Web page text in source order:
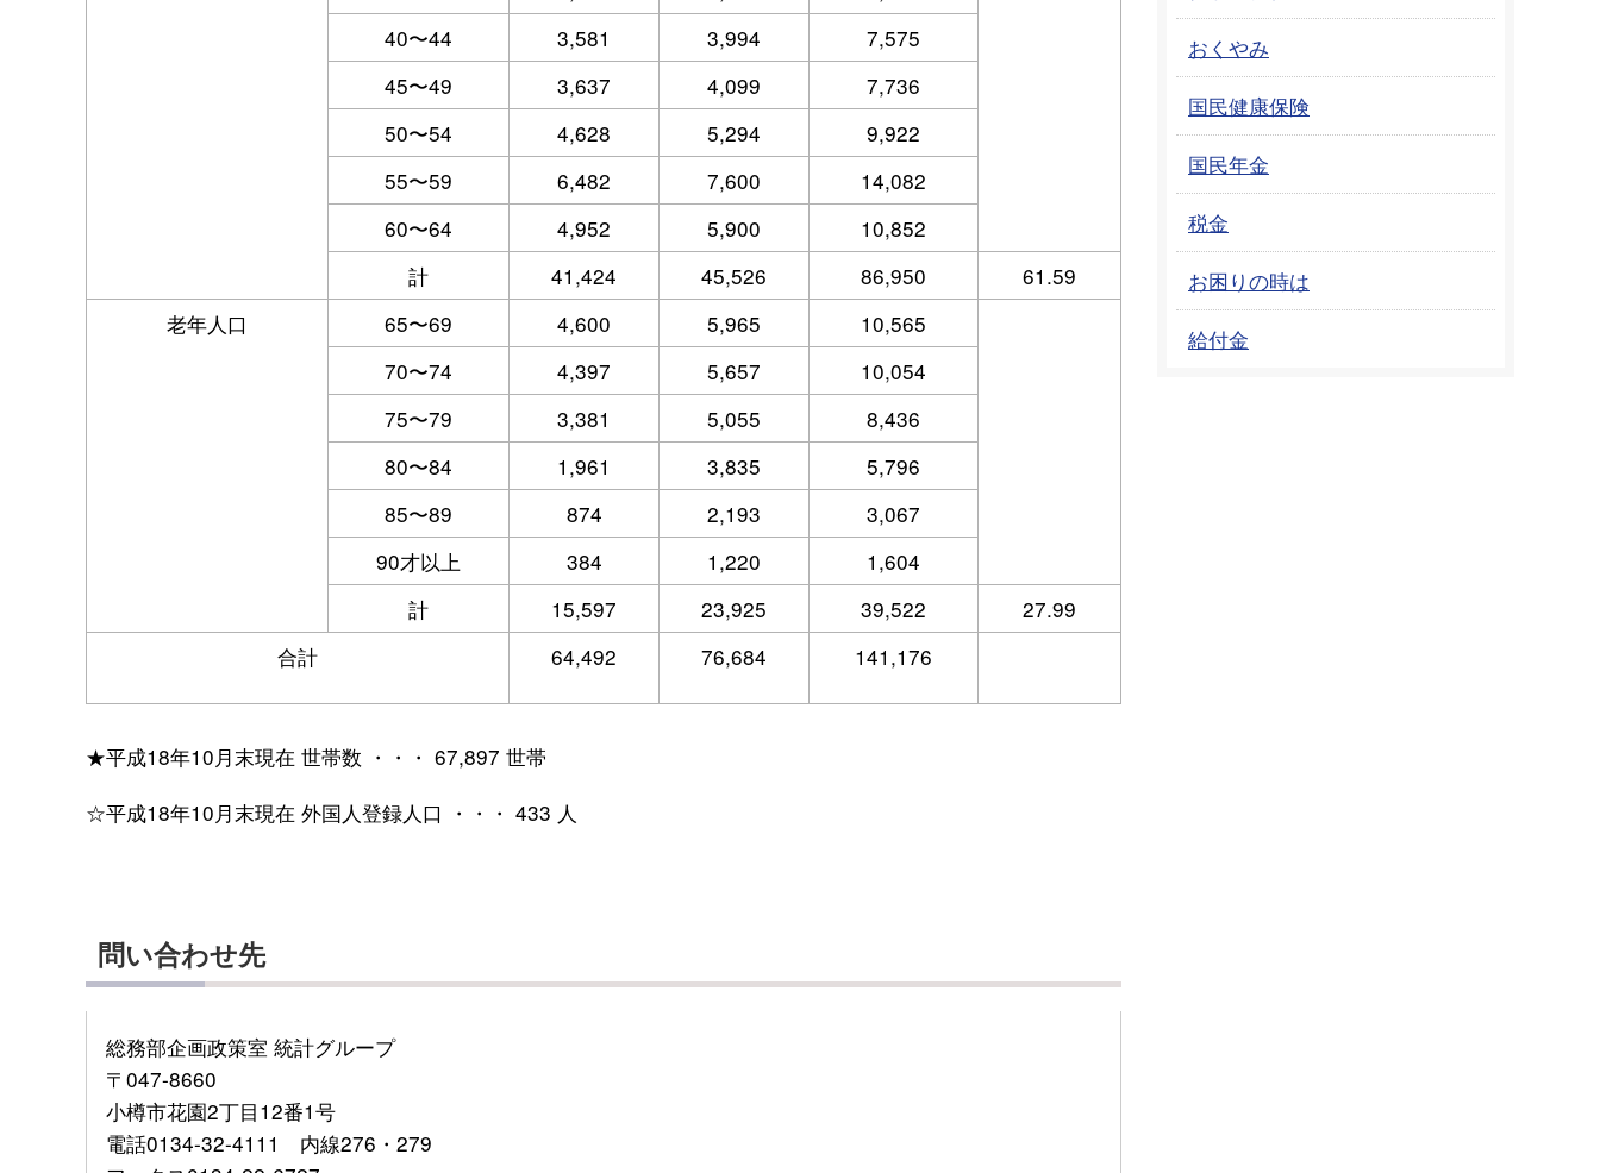
40〜44
3,581 3,994
7,575
45〜49
3,637 4,099
7,736
50〜54
4,628 5,294
9,922
55〜59
6,482 7,600
14,082
60〜64
4,952 5,900
10,852
計
41,424 45,526 86,950
61.59
老年人口
65〜69 4,600 5,965
10,565
70〜74
4,397 5,657
10,054
75〜79
3,381 5,055
8,436
80〜84
1,961 3,835
5,796
85〜89
874 2,193
3,067
90才以上
384 1,220
1,604
計
15,597 23,925 39,522
27.99
合計
64,492 76,684 141,176
★平成18年10月末現在 世帯数 ・・・ 67,897 世帯
☆平成18年10月末現在 外国人登録人口 ・・・ 433 人
問い合わせ先
総務部企画政策室 統計グループ
〒047-8660
小樽市花園2丁目12番1号
電話0134-32-4111 内線276・279
おくやみ
国民健康保険
国民年金
税金
お困りの時は
給付金